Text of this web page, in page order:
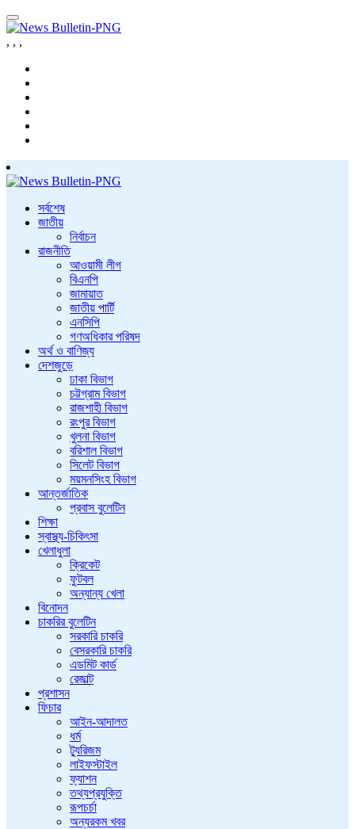
, , ,
সর্বশেষ
জাতীয়
নির্বাচন
রাজনীতি
আওয়ামী লীগ
বিএনপি
জামায়াত
জাতীয় পার্টি
এনসিপি
গণঅধিকার পরিষদ
অর্থ ও বাণিজ্য
দেশজুড়ে
ঢাকা বিভাগ
চট্টগ্রাম বিভাগ
রাজশাহী বিভাগ
রংপুর বিভাগ
খুলনা বিভাগ
বরিশাল বিভাগ
সিলেট বিভাগ
ময়মনসিংহ বিভাগ
আন্তর্জাতিক
প্রবাস বুলেটিন
শিক্ষা
স্বাস্থ্য-চিকিৎসা
খেলাধুলা
ক্রিকেট
ফুটবল
অন্যান্য খেলা
বিনোদন
চাকরির বুলেটিন
সরকারি চাকরি
বেসরকারি চাকরি
এডমিট কার্ড
রেজাল্ট
প্রশাসন
ফিচার
আইন-আদালত
ধর্ম
ট্যুরিজম
লাইফস্টাইল
ফ্যাশন
তথ্যপ্রযুক্তি
রূপচর্চা
অন্যরকম খবর